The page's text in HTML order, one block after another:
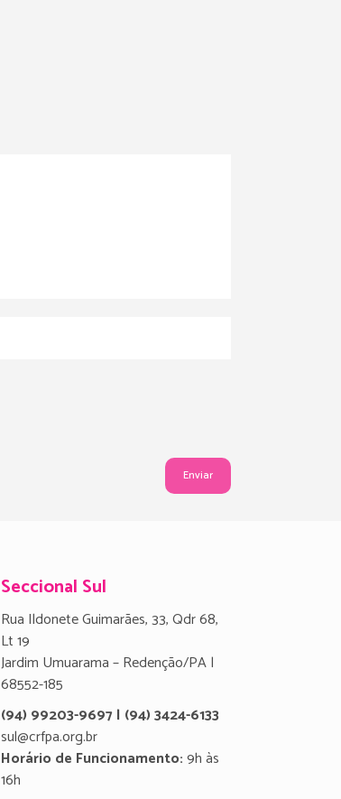
Seccional Sul
Rua Ildonete Guimarães, 33, Qdr 68,
Lt 19
Jardim Umuarama – Redenção/PA |
68552-185
(94) 99203-9697 | (94) 3424-6133
sul@crfpa.org.br
Horário de Funcionamento:9h às
16h